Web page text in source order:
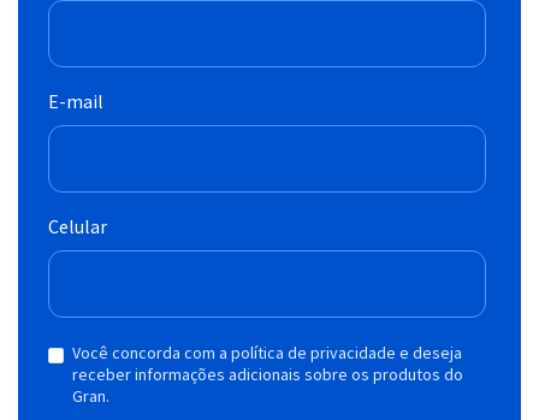
E-mail
Celular
Você concorda com a política de privacidade e deseja
receber informações adicionais sobre os produtos do
Gran.